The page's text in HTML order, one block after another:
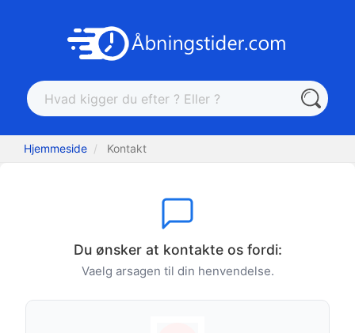
Hjemmeside Kontakt
Du ønsker at kontakte os fordi:
Vaelg arsagen til din henvendelse.